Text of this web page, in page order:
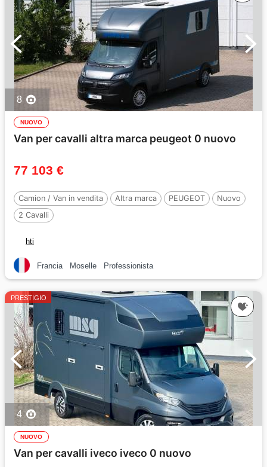
8
NUOVO
Van per cavalli altra marca peugeot 0 nuovo
77 103 €
Camion / Van in vendita Altra marca PEUGEOT
Nuovo
2 Cavalli
hti
Francia Moselle Professionista
PRESTIGIO
4
NUOVO
Van per cavalli iveco iveco 0 nuovo